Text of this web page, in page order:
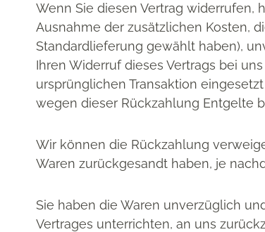
Wenn Sie diesen Vertrag widerrufen,
Ausnahme der zusätzlichen Kosten,
Standardlieferung gewählt haben),
Ihren Widerruf dieses Vertrags bei
ursprünglichen Transaktion
wegen dieser Rückzahlung Entgelte
Wir können die Rückzahlung
Waren zurückgesandt haben, je
Sie haben die Waren unverzüglich
Vertrages unterrichten, an uns